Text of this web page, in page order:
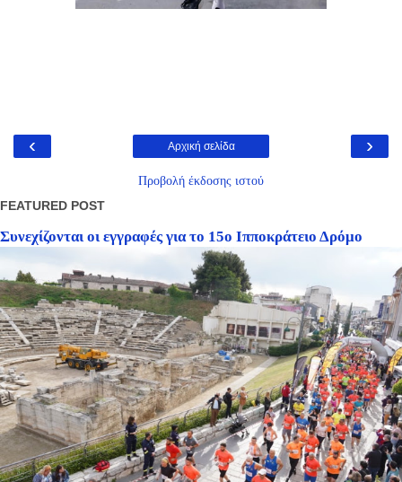
‹ ›
Αρχική σελίδα
Προβολή έκδοσης ιστού
FEATURED POST
Συνεχίζονται οι εγγραφές για το 15ο Ιπποκράτειο Δρόμο